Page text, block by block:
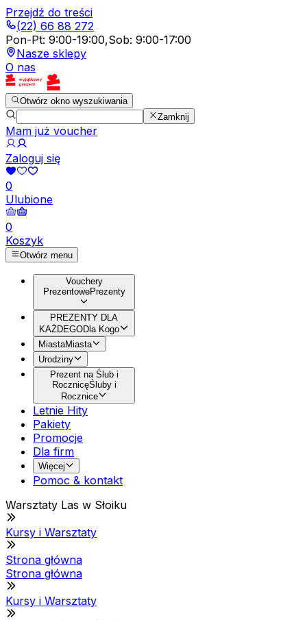
Przejdź do treści
(22) 66 88 272
Pon-Pt: 9:00-19:00,Sob: 9:00-17:00
Nasze sklepy
O nas
Otwórz okno wyszukiwania
Zamknij
Mam już voucher
Zaloguj się
0
Ulubione
0
Koszyk
Otwórz menu
Vouchery
PrezentowePrezenty
PREZENTY DLA
KAŻDEGODla Kogo
MiastaMiasta
Urodziny
Prezent na Ślub i
RocznicęŚluby i
Rocznice
Letnie Hity
Pakiety
Promocje
Dla firm
Więcej
Pomoc & kontakt
Warsztaty Las w Słoiku
Kursy i Warsztaty
Strona główna
Strona główna
Kursy i Warsztaty